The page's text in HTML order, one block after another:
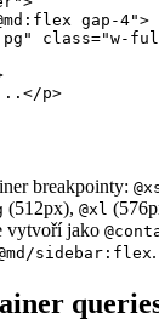
gap-4">
class="w-
p>
breakpointy:
(512px), @xl
vytvoří jako
sidebar:flex.